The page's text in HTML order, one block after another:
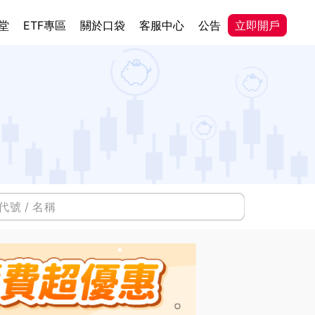
ETF專區 關於口袋 客服中心 公告 立即開戶